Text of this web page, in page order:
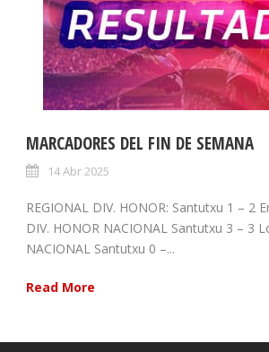
MARCADORES DEL FIN DE SEMANA
14 Abr 2025
REGIONAL DIV. HONOR: Santutxu 1 – 2
DIV. HONOR NACIONAL Santutxu 3 – 3
NACIONAL Santutxu 0 –...
Read More